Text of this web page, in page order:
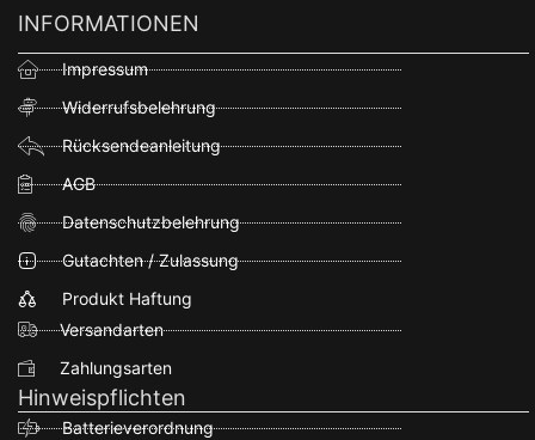
INFORMATIONEN
Impressum
Widerrufsbelehrung
Rücksendeanleitung
AGB
Datenschutzbelehrung
Gutachten / Zulassung
Produkt Haftung
Versandarten
Zahlungsarten
Hinweispflichten
Batterieverordnung